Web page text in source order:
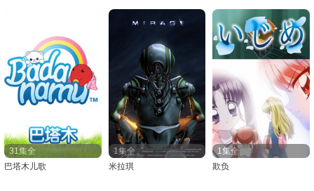
31集全
巴塔木儿歌
1集全
米拉琪
1集全
欺负